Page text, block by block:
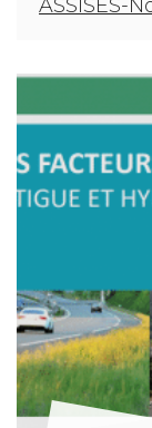
ASSISES-